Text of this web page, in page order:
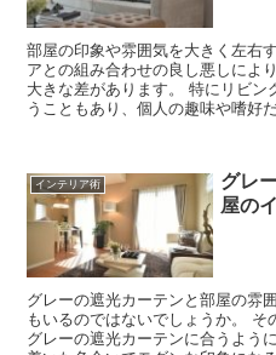
部屋の印象や雰囲気を大きく左右
アとの組み合わせの良し悪しによ
大きな差があります。 特にリビ
うこともあり、個人の趣味や嗜好
インテリア術
グレ
屋の
グレーの遮光カーテンと部屋の雰
もいるのではないでしょうか。
グレーの遮光カーテンに合うよう